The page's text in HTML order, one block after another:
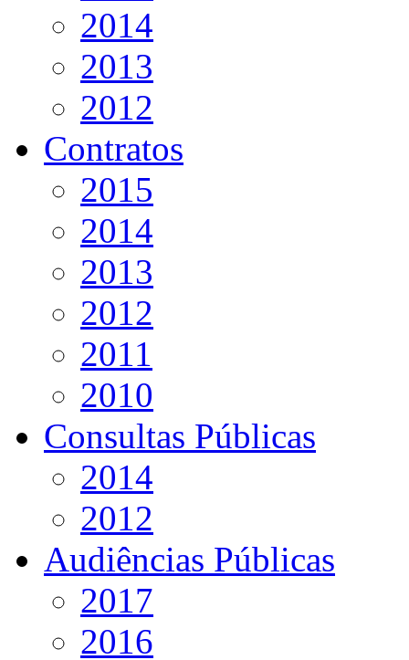
2014
2013
2012
Contratos
2015
2014
2013
2012
2011
2010
Consultas Públicas
2014
2012
Audiências Públicas
2017
2016